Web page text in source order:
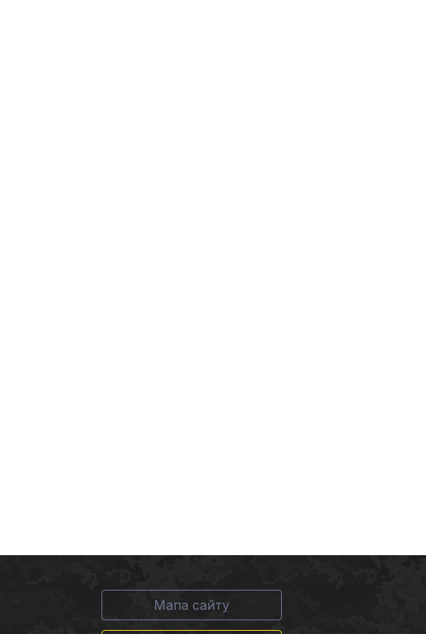
Мапа сайту